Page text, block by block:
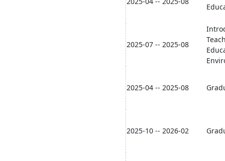
2025-07 -- 2025-08
2025-04 -- 2025-08
2025-10 -- 2026-02